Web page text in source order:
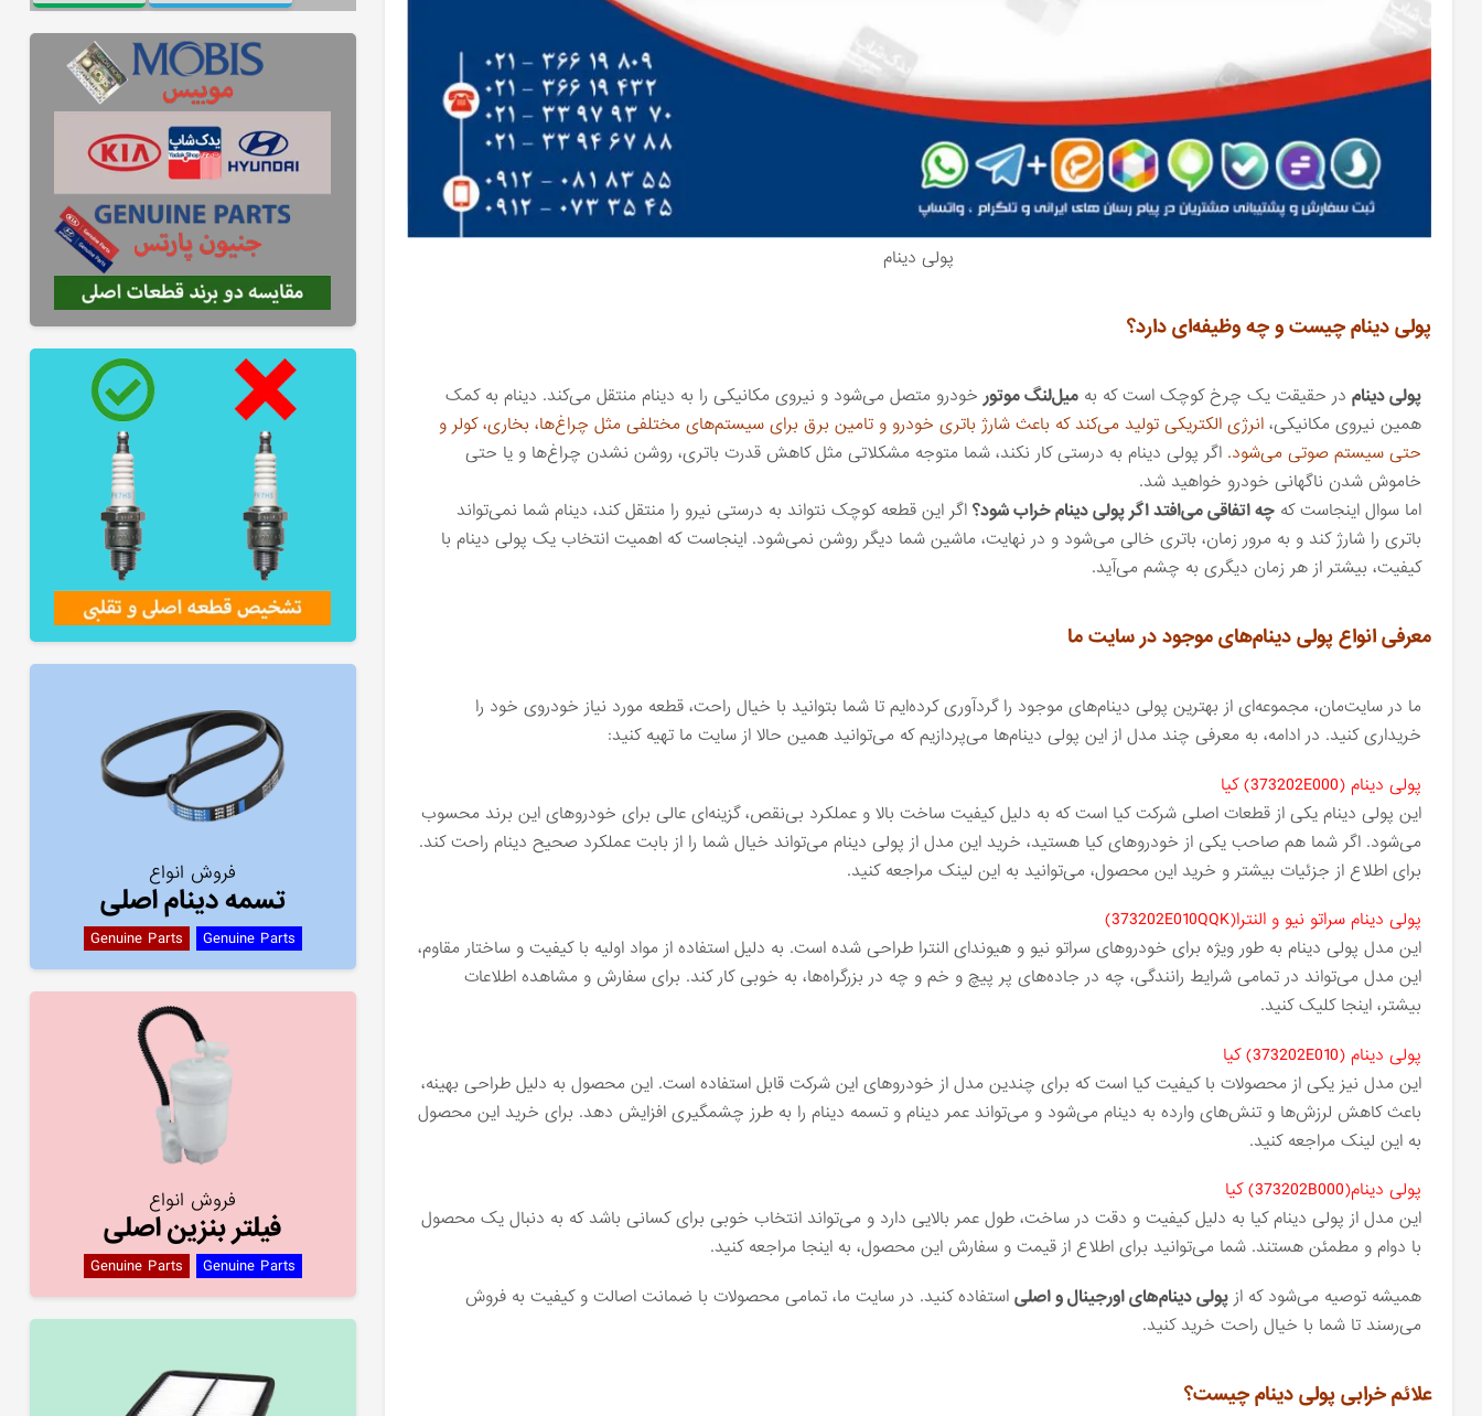
فروش انواع
تسمه دینام اصلی
Genuine Parts Genuine Parts
فروش انواع
فیلتر بنزین اصلی
Genuine Parts Genuine Parts
پولی دینام
پولی دینام چیست و چه وظیفه‌ای دارد؟
پولی دینام در حقیقت یک چرخ کوچک است که بهمیل‌لنگ موتور خودرو متصل می‌شود و نیروی مکانیکی را به دینام منتقل می‌کند. دینام به کمک
همین نیروی مکانیکی، انرژی الکتریکی تولید می‌کند که باعث شارژ باتری خودرو و تامین برق برای سیستم‌های مختلفی مثل چراغ‌ها، بخاری، کولر و
حتی سیستم صوتی می‌شود. اگر پولی دینام به درستی کار نکند، شما متوجه مشکلاتی مثل کاهش قدرت باتری، روشن نشدن چراغ‌ها و یا حتی
خاموش شدن ناگهانی خودرو خواهید شد.
اما سوال اینجاست کهچه اتفاقی می‌افتد اگر پولی دینام خراب شود؟ اگر این قطعه کوچک نتواند به درستی نیرو را منتقل کند، دینام شما نمی‌تواند
باتری را شارژ کند و به مرور زمان، باتری خالی می‌شود و در نهایت، ماشین شما دیگر روشن نمی‌شود. اینجاست که اهمیت انتخاب یک پولی دینام با
کیفیت، بیشتر از هر زمان دیگری به چشم می‌آید.
معرفی انواع پولی دینام‌های موجود در سایت ما
ما در سایت‌مان، مجموعه‌ای از بهترین پولی دینام‌های موجود را گردآوری کرده‌ایم تا شما بتوانید با خیال راحت، قطعه مورد نیاز خودروی خود را
خریداری کنید. در ادامه، به معرفی چند مدل از این پولی دینام‌ها می‌پردازیم که می‌توانید همین حالا از سایت ما تهیه کنید:
پولی دینام (373202E000) کیا
این پولی دینام یکی از قطعات اصلی شرکت کیا است که به دلیل کیفیت ساخت بالا و عملکرد بی‌نقص، گزینه‌ای عالی برای خودروهای این برند محسوب
می‌شود. اگر شما هم صاحب یکی از خودروهای کیا هستید، خرید این مدل از پولی دینام می‌تواند خیال شما را از بابت عملکرد صحیح دینام راحت کند.
برای اطلاع از جزئیات بیشتر و خرید این محصول، می‌توانید به این لینک مراجعه کنید.
پولی دینام سراتو نیو و النترا(373202E010QQK)
این مدل پولی دینام به طور ویژه برای خودروهای سراتو نیو و هیوندای النترا طراحی شده است. به دلیل استفاده از مواد اولیه با کیفیت و ساختار مقاوم،
این مدل می‌تواند در تمامی شرایط رانندگی، چه در جاده‌های پر پیچ و خم و چه در بزرگراه‌ها، به خوبی کار کند. برای سفارش و مشاهده اطلاعات
بیشتر، اینجا کلیک کنید.
پولی دینام (373202E010) کیا
این مدل نیز یکی از محصولات با کیفیت کیا است که برای چندین مدل از خودروهای این شرکت قابل استفاده است. این محصول به دلیل طراحی بهینه،
باعث کاهش لرزش‌ها و تنش‌های وارده به دینام می‌شود و می‌تواند عمر دینام و تسمه دینام را به طرز چشمگیری افزایش دهد. برای خرید این محصول
به این لینک مراجعه کنید.
پولی دینام(373202B000) کیا
این مدل از پولی دینام کیا به دلیل کیفیت و دقت در ساخت، طول عمر بالایی دارد و می‌تواند انتخاب خوبی برای کسانی باشد که به دنبال یک محصول
با دوام و مطمئن هستند. شما می‌توانید برای اطلاع از قیمت و سفارش این محصول، به اینجا مراجعه کنید.
همیشه توصیه می‌شود که ازپولی دینام‌های اورجینال و اصلی استفاده کنید. در سایت ما، تمامی محصولات با ضمانت اصالت و کیفیت به فروش
می‌رسند تا شما با خیال راحت خرید کنید.
علائم خرابی پولی دینام چیست؟